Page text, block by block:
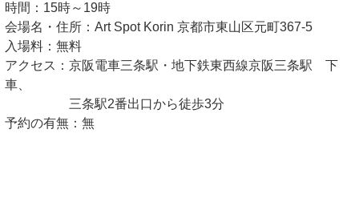
時間：15時～19時
会場名・住所：Art Spot Korin 京都市東山区元町367-5
入場料：無料
アクセス：京阪電車三条駅・地下鉄東西線京阪三条駅 下
車、
三条駅2番出口から徒歩3分
予約の有無：無